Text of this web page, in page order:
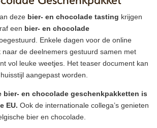
deze bier- en chocolade tasting krijgen
een bier- en chocolade
Enkele dagen voor de online
naar de deelnemers gestuurd samen met
vol leuke weetjes. Het teaser document kan
aangepast worden.
bier- en chocolade geschenkpakketten is
EU. Ook de internationale collega’s genieten
bier en chocolade.